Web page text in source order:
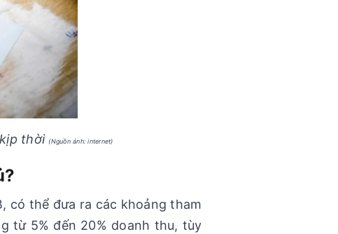
thời (Nguồn ảnh: internet)
có thể đưa ra các khoảng tham
từ 5% đến 20% doanh thu, tùy